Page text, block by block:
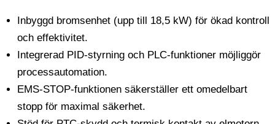
Inbyggd bromsenhet (upp till 18,5 kW) för ökad kontroll
och effektivitet.
Integrerad PID-styrning och PLC-funktioner möjliggör
processautomation.
EMS-STOP-funktionen säkerställer ett omedelbart
stopp för maximal säkerhet.